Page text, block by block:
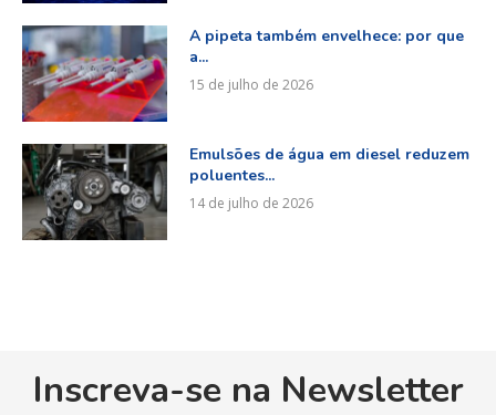
A pipeta também envelhece: por que
a...
15 de julho de 2026
Emulsões de água em diesel reduzem
poluentes...
14 de julho de 2026
Inscreva-se na Newsletter